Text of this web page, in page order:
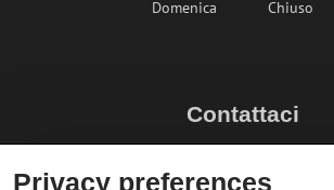
Domenica
Chiuso
Contattaci
Privacy preferences